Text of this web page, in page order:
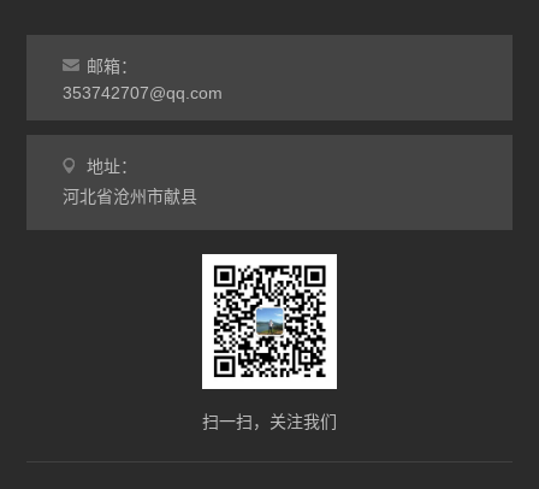
邮箱：
353742707@qq.com
地址：
河北省沧州市献县
扫一扫，关注我们